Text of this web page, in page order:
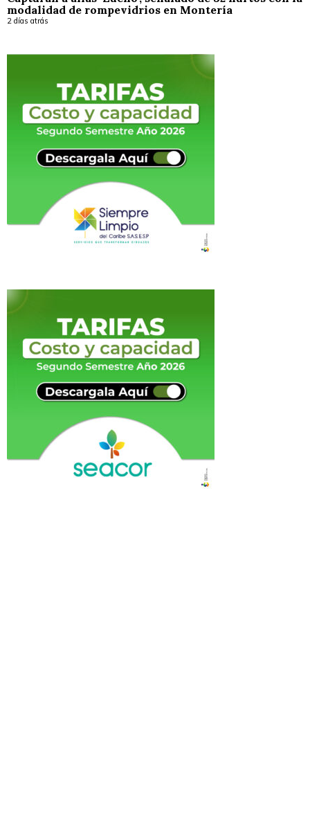
modalidad de rompevidrios en Montería
2 días atrás